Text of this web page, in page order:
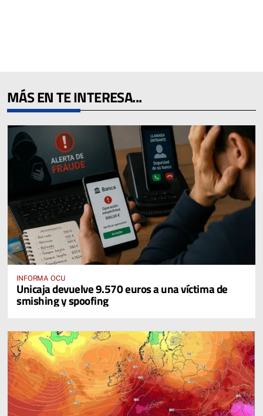
MÁS EN TE INTERESA...
INFORMA OCU
Unicaja devuelve 9.570 euros a una víctima de
smishing y spoofing